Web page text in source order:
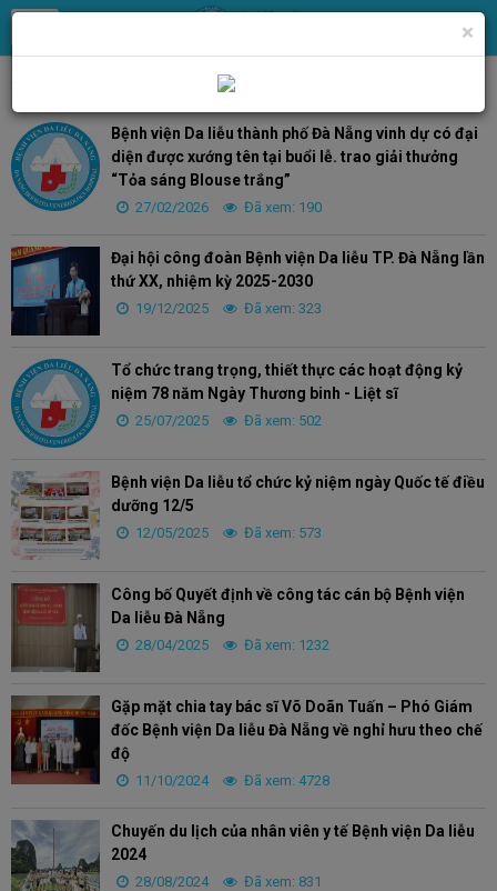
Chính quyền, Đoàn thể
Bệnh viện Da liễu thành phố Đà Nẵng vinh dự có đại
diện được xướng tên tại buổi lễ. trao giải thưởng
“Tỏa sáng Blouse trắng”
27/02/2026 Đã xem: 190
Đại hội công đoàn Bệnh viện Da liễu TP. Đà Nẵng lần
thứ XX, nhiệm kỳ 2025-2030
19/12/2025 Đã xem: 323
Tổ chức trang trọng, thiết thực các hoạt động kỷ
niệm 78 năm Ngày Thương binh - Liệt sĩ
25/07/2025 Đã xem: 502
Bệnh viện Da liễu tổ chức kỷ niệm ngày Quốc tế điều
dưỡng 12/5
12/05/2025 Đã xem: 573
Công bố Quyết định về công tác cán bộ Bệnh viện
Da liễu Đà Nẵng
28/04/2025 Đã xem: 1232
Gặp mặt chia tay bác sĩ Võ Doãn Tuấn – Phó Giám
đốc Bệnh viện Da liễu Đà Nẵng về nghỉ hưu theo chế
độ
11/10/2024 Đã xem: 4728
Chuyến du lịch của nhân viên y tế Bệnh viện Da liễu
2024
28/08/2024 Đã xem: 831
×